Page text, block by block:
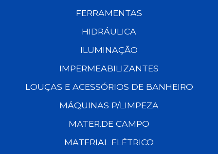
FERRAMENTAS
HIDRÁULICA
ILUMINAÇÃO
IMPERMEABILIZANTES
LOUÇAS E ACESSÓRIOS DE BANHEIRO
MÁQUINAS P/LIMPEZA
MATER.DE CAMPO
MATERIAL ELÉTRICO